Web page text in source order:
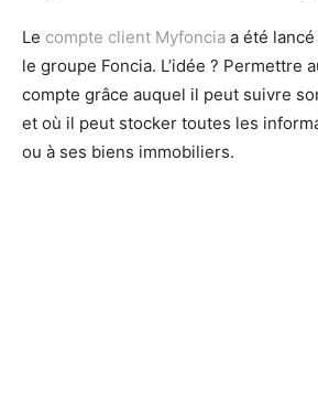
Le compte client Myfoncia a été
le groupe Foncia. L’idée ? Permettre
compte grâce auquel il peut suivre
et où il peut stocker toutes les
ou à ses biens immobiliers.